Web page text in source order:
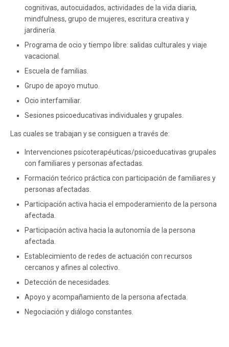
cognitivas, autocuidados, actividades de la vida diaria,
mindfulness, grupo de mujeres, escritura creativa y
jardinería.
Programa de ocio y tiempo libre: salidas culturales y viaje
vacacional.
Escuela de familias.
Grupo de apoyo mutuo.
Ocio interfamiliar.
Sesiones psicoeducativas individuales y grupales.
Las cuales se trabajan y se consiguen a través de:
Intervenciones psicoterapéuticas/psicoeducativas grupales
con familiares y personas afectadas.
Formación teórico práctica con participación de familiares y
personas afectadas.
Participación activa hacia el empoderamiento de la persona
afectada.
Participación activa hacia la autonomía de la persona
afectada.
Establecimiento de redes de actuación con recursos
cercanos y afines al colectivo.
Detección de necesidades.
Apoyo y acompañamiento de la persona afectada.
Negociación y diálogo constantes.